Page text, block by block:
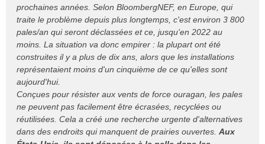
prochaines années. Selon BloombergNEF, en Europe, qui
traite le problème depuis plus longtemps, c'est environ 3 800
pales/an qui seront déclassées et ce, jusqu'en 2022 au
moins. La situation va donc empirer : la plupart ont été
construites il y a plus de dix ans, alors que les installations
représentaient moins d'un cinquième de ce qu'elles sont
aujourd'hui.
Conçues pour résister aux vents de force ouragan, les pales
ne peuvent pas facilement être écrasées, recyclées ou
réutilisées. Cela a créé une recherche urgente d'alternatives
dans des endroits qui manquent de prairies ouvertes. Aux